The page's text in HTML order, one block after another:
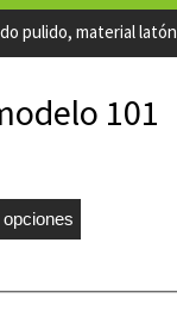
pulido, material latón
101